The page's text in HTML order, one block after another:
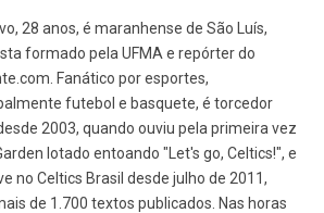
28 anos, é maranhense de São Luís,
formado pela UFMA e repórter do
Fanático por esportes,
futebol e basquete, é torcedor
2003, quando ouviu pela primeira vez
lotado entoando "Let's go, Celtics!", e
no Celtics Brasil desde julho de 2011,
de 1.700 textos publicados. Nas horas